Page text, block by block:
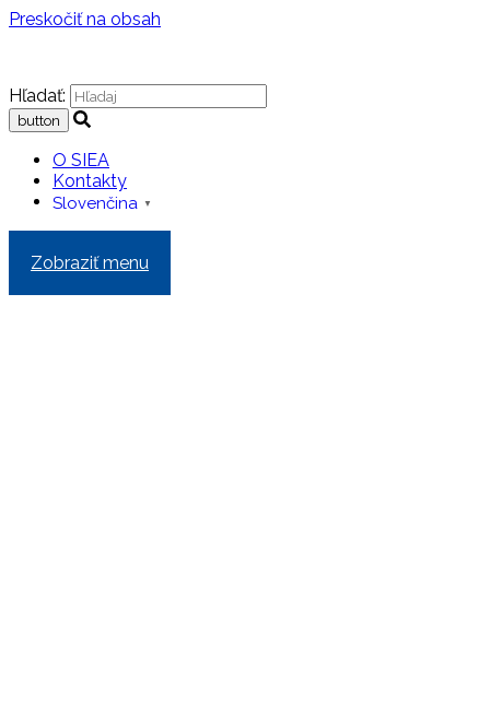
Preskočiť na obsah
Hľadať:
O SIEA
Kontakty
Slovenčina ▼
Zobraziť menu